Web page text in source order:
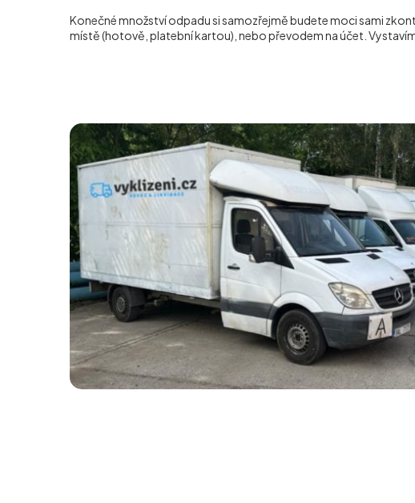
Konečné množství odpadu si samozřejmě budete moci sami
místě (hotově, platební kartou), nebo převodem na účet.